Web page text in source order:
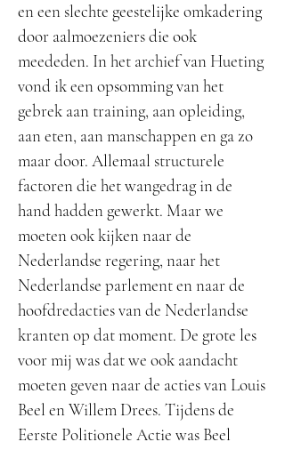
en een slechte geestelijke omkadering
door aalmoezeniers die ook
meededen. In het archief van Hueting
vond ik een opsomming van het
gebrek aan training, aan opleiding,
aan eten, aan manschappen en ga zo
maar door. Allemaal structurele
factoren die het wangedrag in de
hand hadden gewerkt. Maar we
moeten ook kijken naar de
Nederlandse regering, naar het
Nederlandse parlement en naar de
hoofdredacties van de Nederlandse
kranten op dat moment. De grote les
voor mij was dat we ook aandacht
moeten geven naar de acties van Louis
Beel en Willem Drees. Tijdens de
Eerste Politionele Actie was Beel